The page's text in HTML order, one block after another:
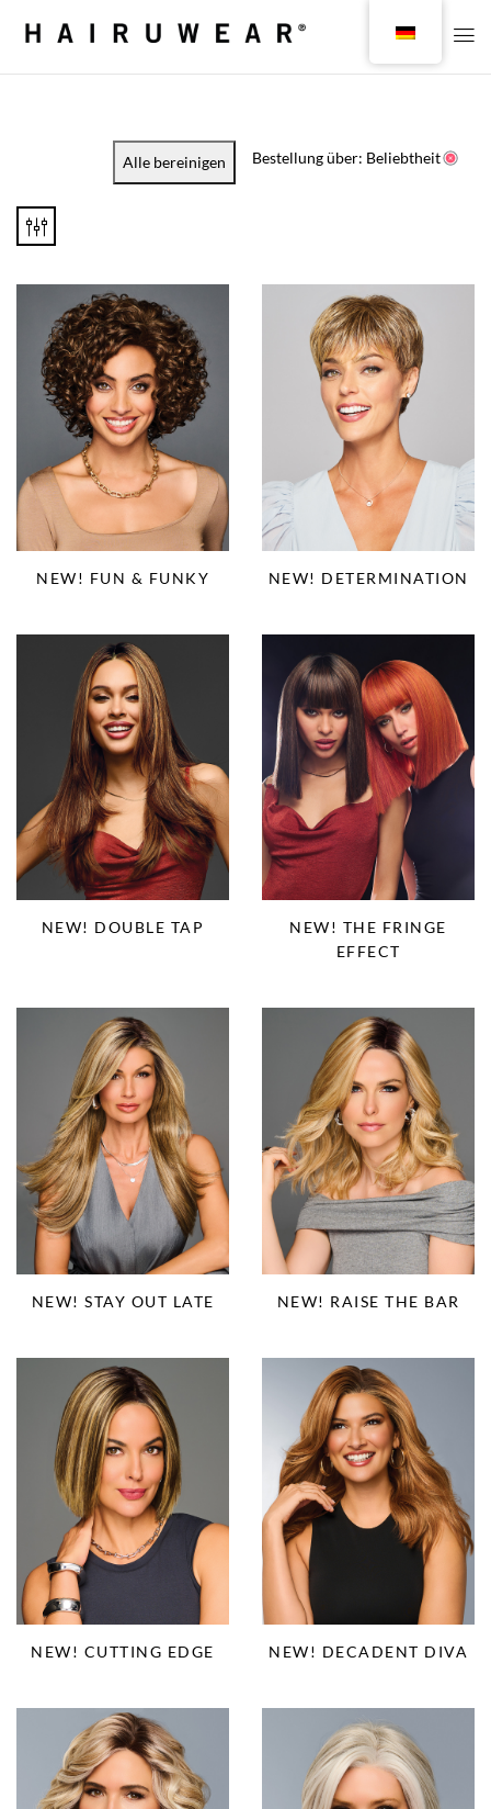
Alle bereinigen Bestellung über: Beliebtheit
NEW! FUN & FUNKY NEW! DETERMINATION
NEW! DOUBLE TAP
NEW! THE FRINGE
EFFECT
NEW! STAY OUT LATE NEW! RAISE THE BAR
NEW! CUTTING EDGE NEW! DECADENT DIVA